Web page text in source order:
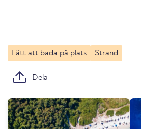
Lätt att bada på plats Strand
Dela